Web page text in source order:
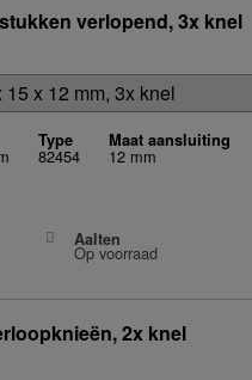
verlopend, 3x knel
Type
82454
Maat aansluiting
12 mm
Aalten
Op voorraad
2x knel